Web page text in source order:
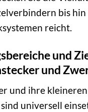
bis hin
reicht.
und
und
und ihre
universell